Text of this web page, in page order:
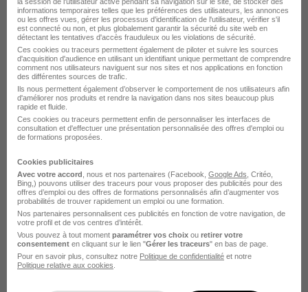
recruteurs de la CVthèque Hellowork.
Rendre mon CV visible
L'emploi chez Eurofeu par Ville
Eurofeu Senonches
Eurofeu Poissy
Eurofeu Chartres
Eurofeu Éragny
Eurofeu Servon
informations temporaires telles que les préférences des utilisateurs, les annonces
ou les offres vues, gérer les processus d'identification de l'utilisateur, vérifier s'il
est connecté ou non, et plus globalement garantir la sécurité du site web en
détectant les tentatives d'accès frauduleux ou les violations de sécurité.
Ces cookies ou traceurs permettent également de piloter et suivre les sources
d'acquisition d'audience en utilisant un identifiant unique permettant de comprendre
comment nos utilisateurs naviguent sur nos sites et nos applications en fonction
des différentes sources de trafic.
Ils nous permettent également d’observer le comportement de nos utilisateurs afin
d'améliorer nos produits et rendre la navigation dans nos sites beaucoup plus
rapide et fluide.
Ces cookies ou traceurs permettent enfin de personnaliser les interfaces de
consultation et d'effectuer une présentation personnalisée des offres d'emploi ou
de formations proposées.
Cookies publicitaires
Avec votre accord , nous et nos partenaires (Facebook, Google Ads , Critéo,
Bing,) pouvons utiliser des traceurs pour vous proposer des publicités pour des
offres d’emploi ou des offres de formations personnalisés afin d’augmenter vos
probabilités de trouver rapidement un emploi ou une formation.
Nos partenaires personnalisent ces publicités en fonction de votre navigation, de
votre profil et de vos centres d’intérêt.
Vous pouvez à tout moment paramétrer vos choix ou retirer votre
consentement en cliquant sur le lien "Gérer les traceurs" en bas de page.
Pour en savoir plus, consultez notre Politique de confidentialité et notre
Politique relative aux cookies